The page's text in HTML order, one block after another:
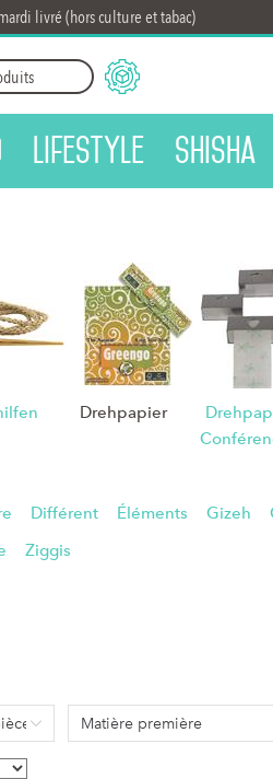
livré (hors culture et tabac)
Lifestyle Shisha
Drehpapier
Différent Éléments Gizeh
Ziggis
Matière première